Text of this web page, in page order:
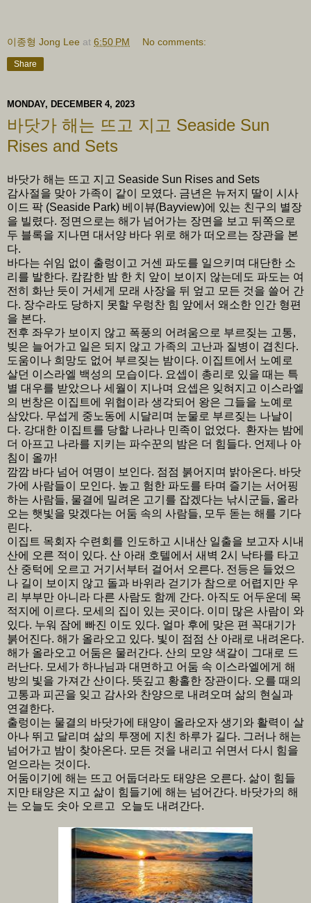
이종형 Jong Lee at 6:50 PM No comments:
Share
MONDAY, DECEMBER 4, 2023
바닷가 해는 뜨고 지고 Seaside Sun
Rises and Sets
바닷가 해는 뜨고 지고 Seaside Sun Rises and Sets
감사절을 맞아 가족이 같이 모였다. 금년은 뉴저지 딸이 시사
이드 팍 (Seaside Park) 베이뷰(Bayview)에 있는 친구의 별장
을 빌렸다. 정면으로는 해가 넘어가는 장면을 보고 뒤쪽으로
두 블록을 지나면 대서양 바다 위로 해가 떠오르는 장관을 본
다.
바다는 쉬임 없이 출렁이고 거센 파도를 일으키며 대단한 소
리를 발한다. 캄캄한 밤 한 치 앞이 보이지 않는데도 파도는 여
전히 화난 듯이 거세게 모래 사장을 뒤 엎고 모든 것을 쓸어 간
다. 장수라도 당하지 못할 우렁찬 힘 앞에서 왜소한 인간 형편
을 본다.
전후 좌우가 보이지 않고 폭풍의 어려움으로 부르짖는 고통,
빚은 늘어가고 일은 되지 않고 가족의 고난과 질병이 겹친다.
도움이나 희망도 없어 부르짖는 밤이다. 이집트에서 노예로
살던 이스라엘 백성의 모습이다. 요셉이 총리로 있을 때는 특
별 대우를 받았으나 세월이 지나며 요셉은 잊혀지고 이스라엘
의 번창은 이집트에 위협이라 생각되어 왕은 그들을 노예로
삼았다. 무섭게 중노동에 시달리며 눈물로 부르짖는 나날이
다. 강대한 이집트를 당할 나라나 민족이 없었다. 환자는 밤에
더 아프고 나라를 지키는 파수꾼의 밤은 더 힘들다. 언제나 아
침이 올까!
깜깜 바다 넘어 여명이 보인다. 점점 붉어지며 밝아온다. 바닷
가에 사람들이 모인다. 높고 험한 파도를 타며 즐기는 서어핑
하는 사람들, 물결에 밀려온 고기를 잡겠다는 낚시군들, 올라
오는 햇빛을 맞겠다는 어둠 속의 사람들, 모두 돋는 해를 기다
린다.
이집트 목회자 수련회를 인도하고 시내산 일출을 보고자 시내
산에 오른 적이 있다. 산 아래 호텔에서 새벽 2시 낙타를 타고
산 중턱에 오르고 거기서부터 걸어서 오른다. 전등은 들었으
나 길이 보이지 않고 돌과 바위라 걷기가 참으로 어렵지만 우
리 부부만 아니라 다른 사람도 함께 간다. 아직도 어두운데 목
적지에 이르다. 모세의 집이 있는 곳이다. 이미 많은 사람이 와
있다. 누워 잠에 빠진 이도 있다. 얼마 후에 맞은 편 꼭대기가
붉어진다. 해가 올라오고 있다. 빛이 점점 산 아래로 내려온다.
해가 올라오고 어둠은 물러간다. 산의 모양 색갈이 그대로 드
러난다. 모세가 하나님과 대면하고 어둠 속 이스라엘에게 해
방의 빛을 가져간 산이다. 뜻깊고 황홀한 장관이다. 오를 때의
고통과 피곤을 잊고 감사와 찬양으로 내려오며 삶의 현실과
연결한다.
출렁이는 물결의 바닷가에 태양이 올라오자 생기와 활력이 살
아나 뛰고 달리며 삶의 투쟁에 지친 하루가 길다. 그러나 해는
넘어가고 밤이 찾아온다. 모든 것을 내리고 쉬면서 다시 힘을
얻으라는 것이다.
어둠이기에 해는 뜨고 어둡더라도 태양은 오른다. 삶이 힘들
지만 태양은 지고 삶이 힘들기에 해는 넘어간다. 바닷가의 해
는 오늘도 솟아 오르고 오늘도 내려간다.